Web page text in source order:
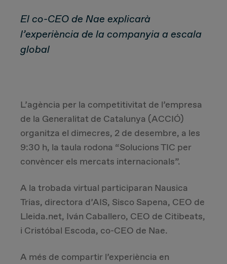
Marketing Strategy
Sales Strategy
Customer Experience
DEAL & STRATEGY
Carve-out
Post Merger Integration
Business Strategy
El co-CEO de Nae explicarà
l’experiència de la companyia a escala
global
L’agència per la competitivitat de l’empresa
de la Generalitat de Catalunya (ACCIÓ)
organitza el dimecres, 2 de desembre, a les
9:30 h, la taula rodona “Solucions TIC per
convèncer els mercats internacionals”.
A la trobada virtual participaran Nausica
Trias, directora d’AIS, Sisco Sapena, CEO de
Lleida.net, Iván Caballero, CEO de Citibeats,
i Cristóbal Escoda, co-CEO de Nae.
A més de compartir l’experiència en